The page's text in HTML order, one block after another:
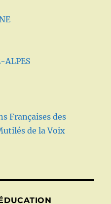
ALPES
Françaises des
de la Voix